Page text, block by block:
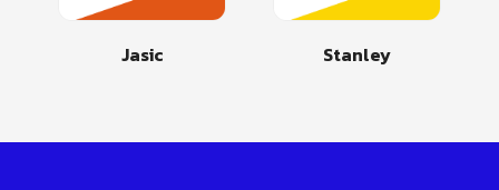
Jasic Stanley